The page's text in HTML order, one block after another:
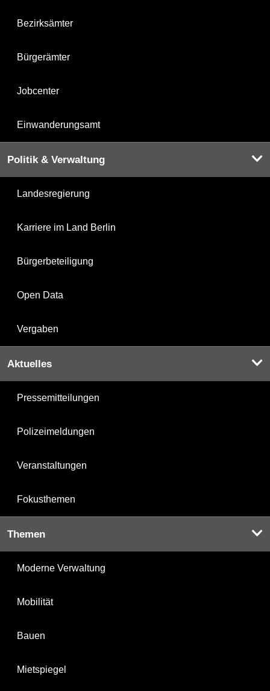
Bezirksämter
Bürgerämter
Jobcenter
Einwanderungsamt
Politik & Verwaltung
Landesregierung
Karriere im Land Berlin
Bürgerbeteiligung
Open Data
Vergaben
Aktuelles
Pressemitteilungen
Polizeimeldungen
Veranstaltungen
Fokusthemen
Themen
Moderne Verwaltung
Mobilität
Bauen
Mietspiegel